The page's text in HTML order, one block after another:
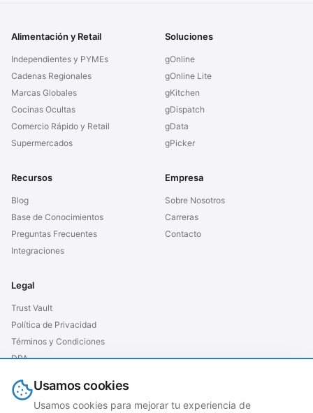
Alimentación y Retail
Independientes y PYMEs
Cadenas Regionales
Marcas Globales
Cocinas Ocultas
Comercio Rápido y Retail
Supermercados
Soluciones
gOnline
gOnline Lite
gKitchen
gDispatch
gData
gPicker
Recursos
Blog
Base de Conocimientos
Preguntas Frecuentes
Integraciones
Empresa
Sobre Nosotros
Carreras
Contacto
Legal
Trust Vault
Política de Privacidad
Términos y Condiciones
DPA
GDPR UEUsamos cookies
Usamos cookies para mejorar tu experiencia de